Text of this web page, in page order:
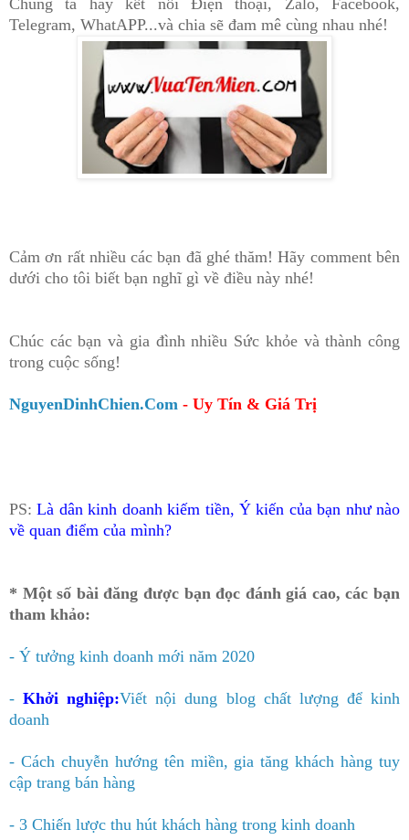
Telegram, WhatAPP...và chia sẽ đam mê cùng nhau nhé!
Cảm ơn rất nhiều các bạn đã ghé thăm! Hãy comment bên
dưới cho tôi biết bạn nghĩ gì về điều này nhé!
Chúc các bạn và gia đình nhiều Sức khỏe và thành công
trong cuộc sống!
NguyenDinhChien.Com - Uy Tín & Giá Trị
PS:Là dân kinh doanh kiếm tiền, Ý kiến của bạn như nào
về quan điểm của mình?
* Một số bài đăng được bạn đọc đánh giá cao, các bạn
tham khảo:
- Ý tưởng kinh doanh mới năm 2020
- Khởi nghiệp:Viết nội dung blog chất lượng đểkinh
doanh
- Cách chuyễn hướng tên miền, gia tăngkhách hàng tuy
cập trang bán hàng
- 3 Chiến lược thu hút khách hàng trong kinh doanh